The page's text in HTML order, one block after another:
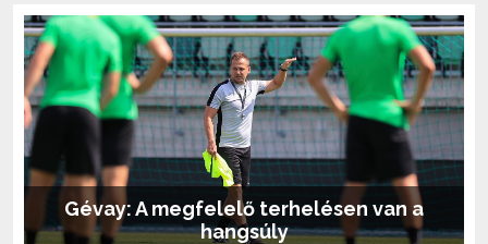
Gévay: A megfelelő terhelésen van a
hangsúly